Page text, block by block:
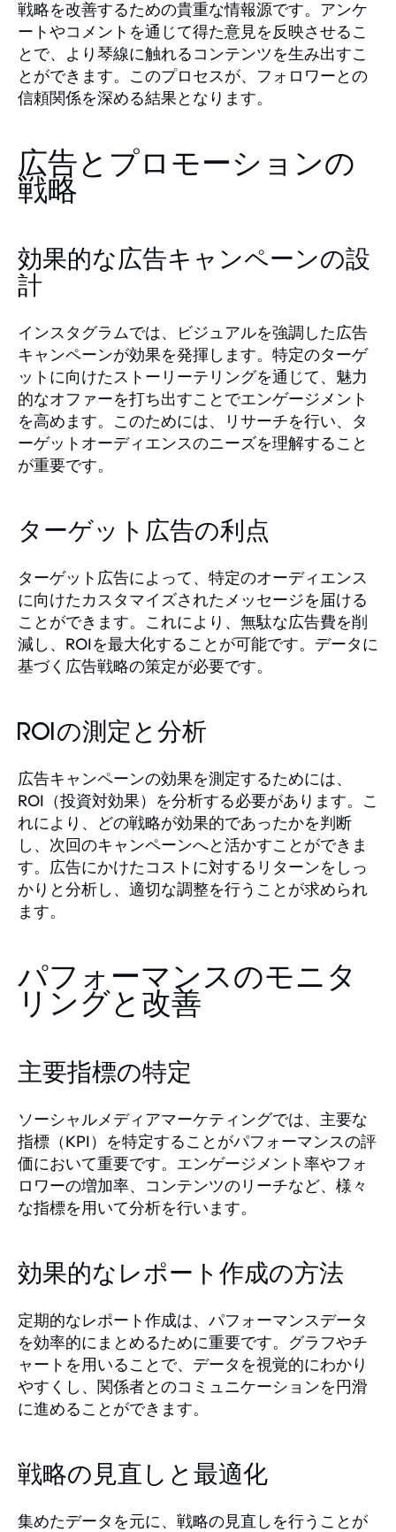
戦略を改善するための貴重な情報源です。アンケ
ートやコメントを通じて得た意見を反映させるこ
とで、より琴線に触れるコンテンツを生み出すこ
とができます。このプロセスが、フォロワーとの
信頼関係を深める結果となります。
広告とプロモーションの
戦略
効果的な広告キャンペーンの設
計
インスタグラムでは、ビジュアルを強調した広告
キャンペーンが効果を発揮します。特定のターゲ
ットに向けたストーリーテリングを通じて、魅力
的なオファーを打ち出すことでエンゲージメント
を高めます。このためには、リサーチを行い、タ
ーゲットオーディエンスのニーズを理解すること
が重要です。
ターゲット広告の利点
ターゲット広告によって、特定のオーディエンス
に向けたカスタマイズされたメッセージを届ける
ことができます。これにより、無駄な広告費を削
減し、ROIを最大化することが可能です。データに
基づく広告戦略の策定が必要です。
ROIの測定と分析
広告キャンペーンの効果を測定するためには、
ROI（投資対効果）を分析する必要があります。こ
れにより、どの戦略が効果的であったかを判断
し、次回のキャンペーンへと活かすことができま
す。広告にかけたコストに対するリターンをしっ
かりと分析し、適切な調整を行うことが求められ
ます。
パフォーマンスのモニタ
リングと改善
主要指標の特定
ソーシャルメディアマーケティングでは、主要な
指標（KPI）を特定することがパフォーマンスの評
価において重要です。エンゲージメント率やフォ
ロワーの増加率、コンテンツのリーチなど、様々
な指標を用いて分析を行います。
効果的なレポート作成の方法
定期的なレポート作成は、パフォーマンスデータ
を効率的にまとめるために重要です。グラフやチ
ャートを用いることで、データを視覚的にわかり
やすくし、関係者とのコミュニケーションを円滑
に進めることができます。
戦略の見直しと最適化
集めたデータを元に、戦略の見直しを行うことが